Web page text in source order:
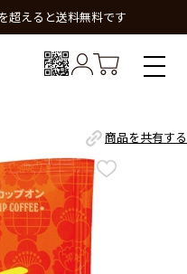
超えると送料無料です
商品を共有する